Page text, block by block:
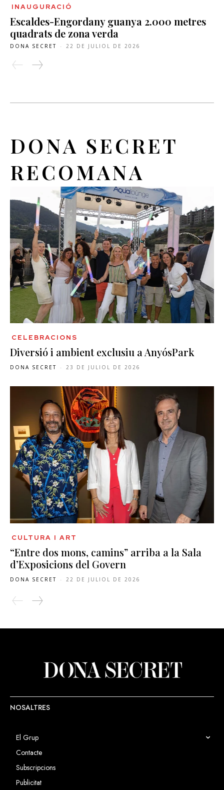
INAUGURACIÓ
Escaldes-Engordany guanya 2.000 metres
quadrats de zona verda
DONA SECRET - 22 DE JULIOL DE 2026
DONA SECRET
RECOMANA
CELEBRACIONS
Diversió i ambient exclusiu a AnyósPark
DONA SECRET - 23 DE JULIOL DE 2026
CULTURA I ART
“Entre dos mons, camins” arriba a la Sala
d’Exposicions del Govern
DONA SECRET - 22 DE JULIOL DE 2026
NOSALTRES
El Grup
Contacte
Subscripcions
Publicitat